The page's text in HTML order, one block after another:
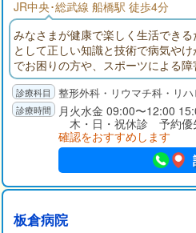
JR中央･総武線 船橋駅 徒歩4分
みなさまが健康で楽しく生活できる
として正しい知識と技術で病気や
でお困りの方や、スポーツによる
役にも立てるよう、スタッフとと
す。
整形外科・リウマチ科・リ
月火水金 09:00〜12:00
木・日・祝休診 予約
確認をおすすめします
板倉病院